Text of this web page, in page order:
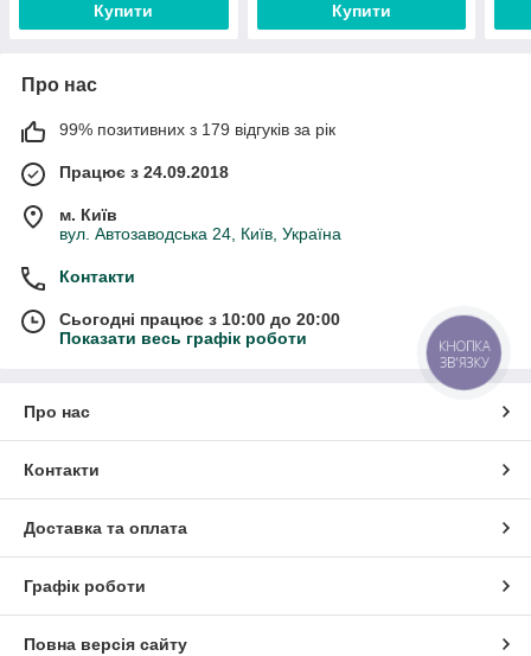
Купити Купити
Про нас
99% позитивних з 179 відгуків за рік
Працює з 24.09.2018
м. Київ
вул. Автозаводська 24, Київ, Україна
Контакти
Сьогодні працює з 10:00 до 20:00
Показати весь графік роботи
Про нас
Контакти
Доставка та оплата
Графік роботи
Повна версія сайту
КНОПКА
ЗВ'ЯЗКУ